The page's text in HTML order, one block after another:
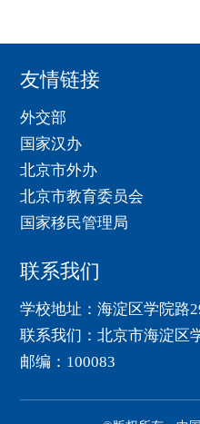
友情链接
外交部
国家汉办
北京市外办
北京市教育委员会
国家移民管理局
联系我们
学校地址：海淀区学院路
联系我们：北京市海淀区
邮编：100083